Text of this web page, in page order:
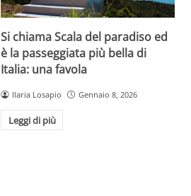
Si chiama Scala del paradiso ed
è la passeggiata più bella di
Italia: una favola
Ilaria Losapio Gennaio 8, 2026
Leggi di più